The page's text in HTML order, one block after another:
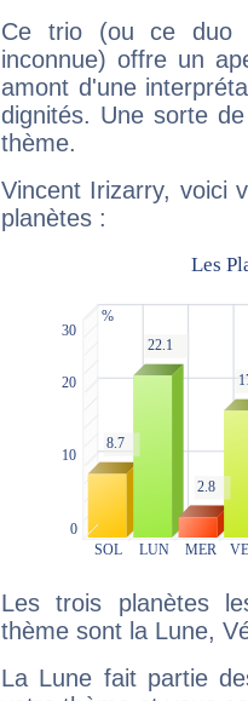
Ce trio (ou ce duo
inconnue) offre un
amont d'une
dignités. Une sorte
thème.
Vincent Irizarry, voici
planètes :
Les trois planètes
thème sont la Lune,
La Lune fait partie